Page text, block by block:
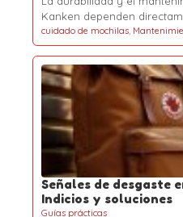
Kanken dependen
cuidado de mochilas,
Señales de desgaste
Indicios y soluciones
Guías prácticas